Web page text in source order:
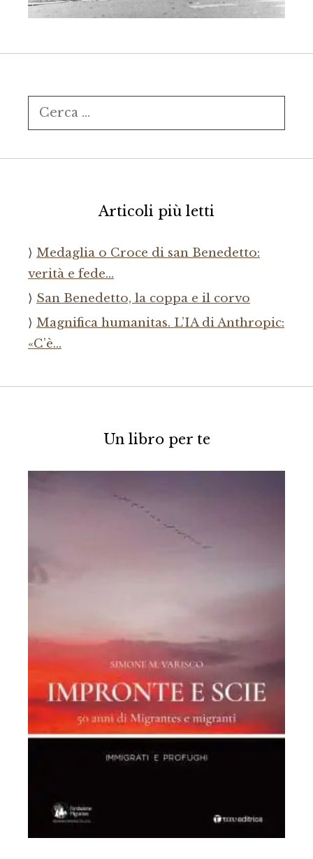
Ricerca
per:
Articoli più letti
Medaglia o Croce di san Benedetto:
verità e fede…
San Benedetto, la coppa e il corvo
Magnifica humanitas. L’IA di Anthropic:
«C’è…
Un libro per te